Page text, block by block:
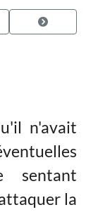
n'avait
sentant
la